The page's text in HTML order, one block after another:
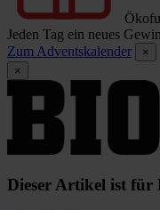
Jeden Tag ein neues
Zum Adventskalender
×
×
Dieser Artikel ist